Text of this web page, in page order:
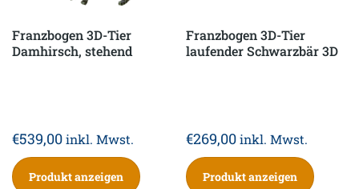
Franzbogen 3D-Tier
Damhirsch, stehend
€539,00inkl. Mwst.
Produkt anzeigen
Franzbogen 3D-Tier
laufender Schwarzbär 3D
€269,00 inkl. Mwst.
Produkt anzeigen